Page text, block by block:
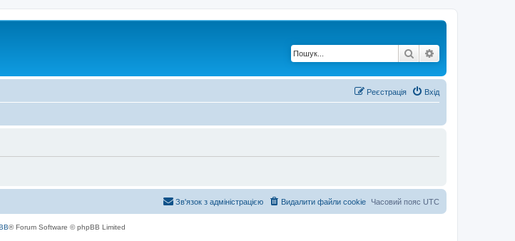
Пошук
Вхід
Реєстрація
Часовий пояс UTC
Видалити файли cookie
Зв'язок з адміністрацією
® Forum Software © phpBB Limited